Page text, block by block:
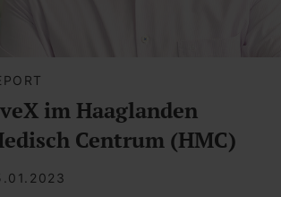
im Haaglanden
Centrum (HMC)